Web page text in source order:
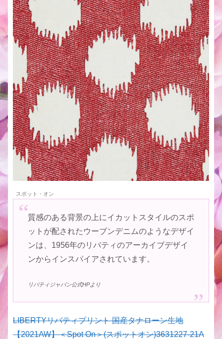
スポット・オン
質感のある背景の上にイカットスタイルのスポ
ットが配されたウーブンデニムのようなデザイ
ンは、1956年のリバティのアーカイブデザイ
ンからインスパイアされています。
リバティジャパン公式HPより
LIBERTYリバティプリント 国産タナローン生地
【2021AW】＜Spot On＞(スポットオン)3631227-21A